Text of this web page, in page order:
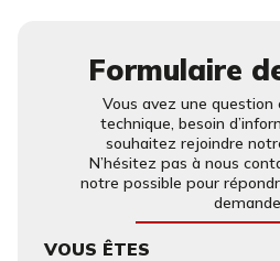
Formulaire
Vous avez une question
technique, besoin
souhaitez rejoindre
N’hésitez pas à nous
notre possible pour
demande
VOUS ÊTES